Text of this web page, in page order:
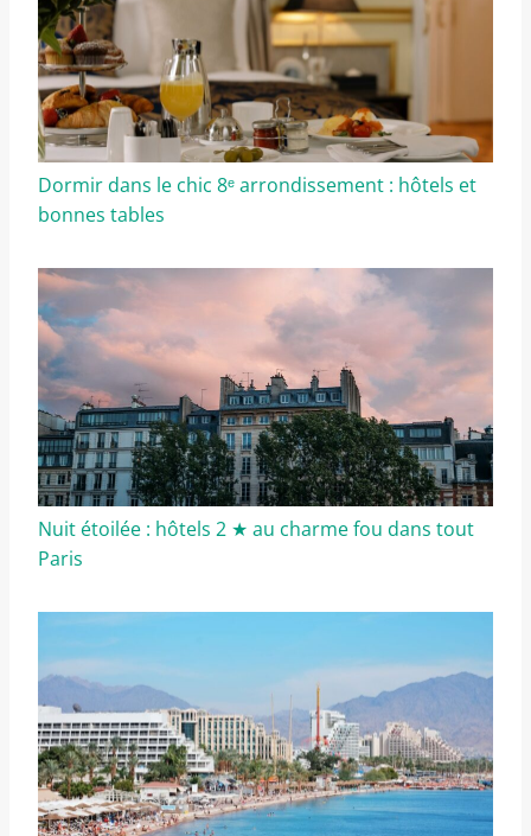
Dormir dans le chic 8ᵉ arrondissement : hôtels et
bonnes tables
Nuit étoilée : hôtels 2 ★ au charme fou dans tout
Paris